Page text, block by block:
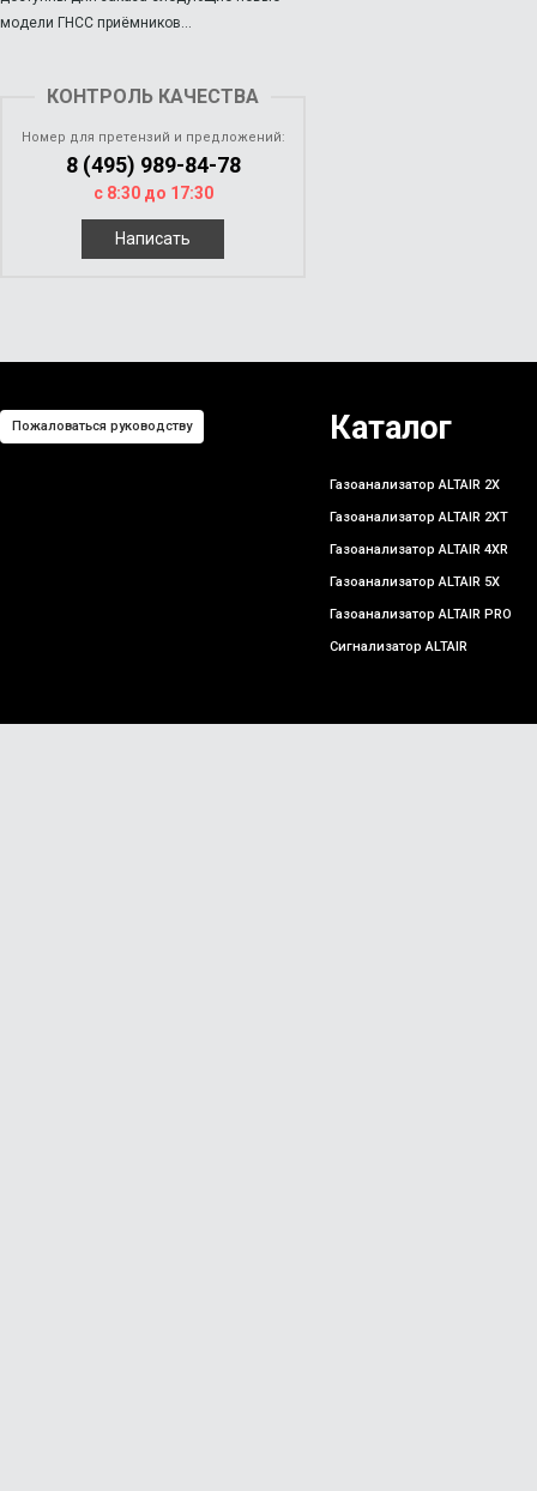
модели ГНСС приёмников...
КОНТРОЛЬ КАЧЕСТВА
Номер для претензий и предложений:
8 (495) 989-84-78
с 8:30 до 17:30
Написать
Пожаловаться руководству Каталог
Газоанализатор ALTAIR 2X
Газоанализатор ALTAIR 2XT
Газоанализатор ALTAIR 4XR
Газоанализатор ALTAIR 5X
Газоанализатор ALTAIR PRO
Сигнализатор ALTAIR